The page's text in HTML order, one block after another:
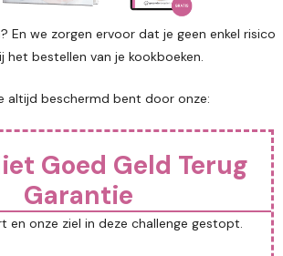
En we zorgen ervoor dat je geen enkel risico
het bestellen van je kookboeken.
altijd beschermd bent door onze:
Goed Geld Terug
Garantie
en onze ziel in deze challenge gestopt.